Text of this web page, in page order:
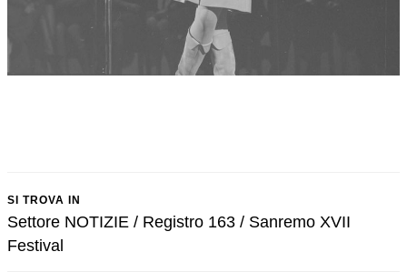
SI TROVA IN
Settore NOTIZIE / Registro 163 / Sanremo XVII
Festival